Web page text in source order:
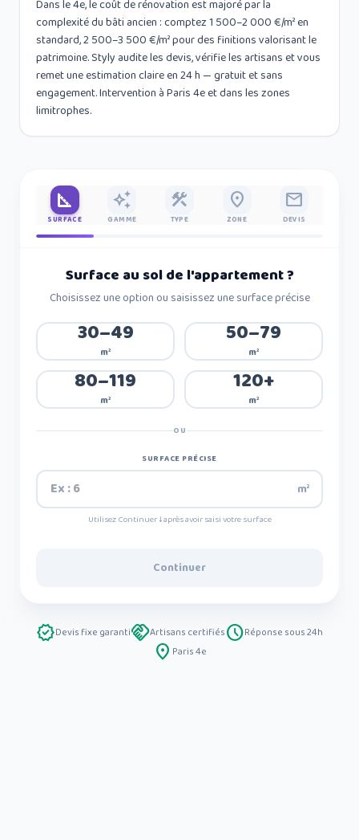
Dans le 4e, le coût de rénovation est majoré par la
complexité du bâti ancien : comptez 1 500–2 000 €/m² en
standard, 2 500–3 500 €/m² pour des finitions valorisant le
patrimoine. Styly audite les devis, vérifie les artisans et vous
remet une estimation claire en 24 h — gratuit et sans
engagement. Intervention à Paris 4e et dans les zones
limitrophes.
square_foot
SURFACE
auto_awesome
GAMME
construction
TYPE
place
ZONE
mail
DEVIS
Surface au sol de l'appartement?
Choisissez une option ou saisissez une surface précise
30–49
m²
50–79
m²
80–119
m²
120+
m²
OU
SURFACE PRÉCISE
m²
Utilisez Continuer ↓ après avoir saisi votre surface
Continuer
verifiedDevis fixe garantihandshakeArtisans certifiésscheduleRéponse sous 24h
place Paris 4e